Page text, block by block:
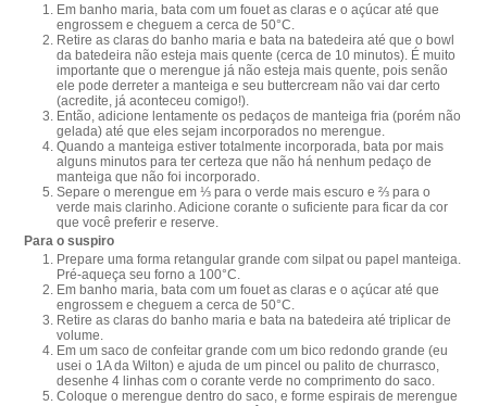
Em banho maria, bata com um fouet as claras e o açúcar até que
engrossem e cheguem a cerca de 50°C.
Retire as claras do banho maria e bata na batedeira até que o bowl
da batedeira não esteja mais quente (cerca de 10 minutos). É muito
importante que o merengue já não esteja mais quente, pois senão
ele pode derreter a manteiga e seu buttercream não vai dar certo
(acredite, já aconteceu comigo!).
Então, adicione lentamente os pedaços de manteiga fria (porém não
gelada) até que eles sejam incorporados no merengue.
Quando a manteiga estiver totalmente incorporada, bata por mais
alguns minutos para ter certeza que não há nenhum pedaço de
manteiga que não foi incorporado.
Separe o merengue em ⅓ para o verde mais escuro e ⅔ para o
verde mais clarinho. Adicione corante o suficiente para ficar da cor
que você preferir e reserve.
Para o suspiro
Prepare uma forma retangular grande com silpat ou papel manteiga.
Pré-aqueça seu forno a 100°C.
Em banho maria, bata com um fouet as claras e o açúcar até que
engrossem e cheguem a cerca de 50°C.
Retire as claras do banho maria e bata na batedeira até triplicar de
volume.
Em um saco de confeitar grande com um bico redondo grande (eu
usei o 1A da Wilton) e ajuda de um pincel ou palito de churrasco,
desenhe 4 linhas com o corante verde no comprimento do saco.
Coloque o merengue dentro do saco, e forme espirais de merengue